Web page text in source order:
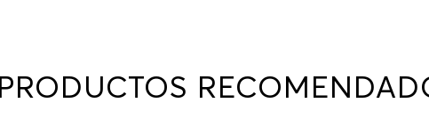
PRODUCTOS